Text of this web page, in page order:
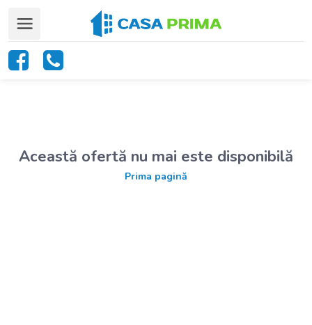
Această ofertă nu mai este disponibilă
Prima pagină